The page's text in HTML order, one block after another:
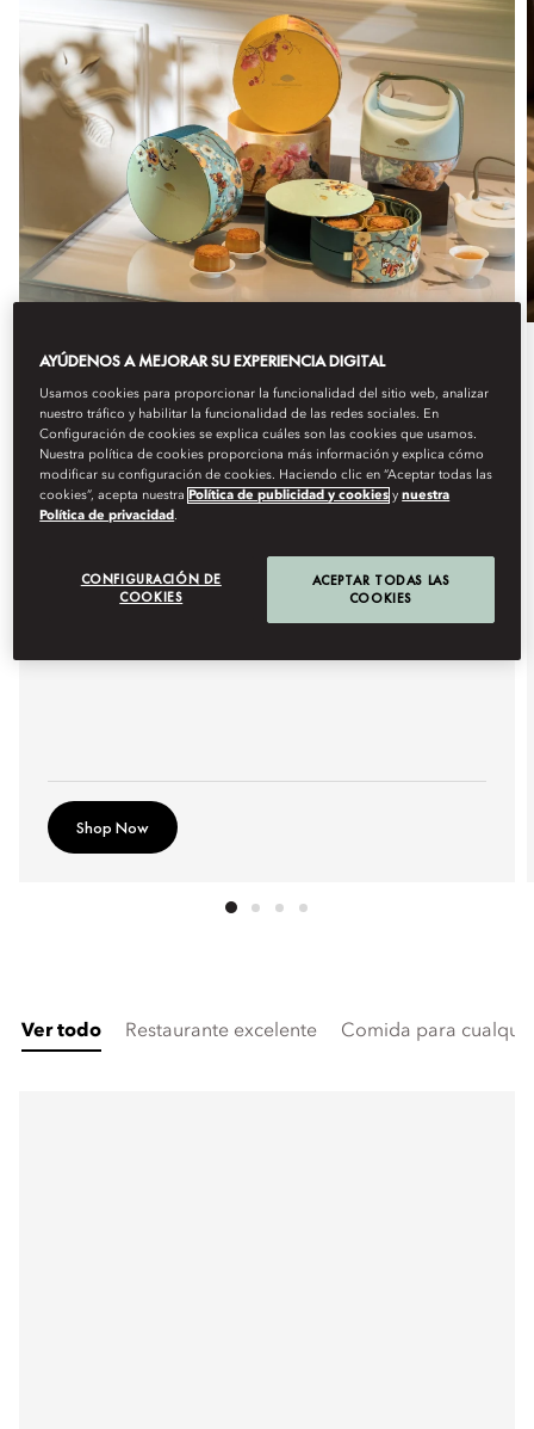
Gastronomía
A TIMELESS TASTE OF
MOONLIGHT
Celebrate the Mid-Autumn Festival with our limited-
edition embroidered mooncake ...
Próximas fechas
Shop Now
Ver todo Restaurante excelente Comida para
AYÚDENOS A MEJORAR SU EXPERIENCIA DIGITAL
Usamos cookies para proporcionar la funcionalidad del sitio web, analizar
nuestro tráfico y habilitar la funcionalidad de las redes sociales. En
Configuración de cookies se explica cuáles son las cookies que usamos.
Nuestra política de cookies proporciona más información y explica cómo
modificar su configuración de cookies. Haciendo clic en “Aceptar todas las
cookies”, acepta nuestra Política de publicidad y cookies ynuestra
Política de privacidad .
CONFIGURACIÓN DE
COOKIES
ACEPTAR TODAS LAS
COOKIES